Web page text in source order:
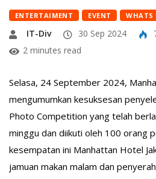
ENTERTAIMENT EVENT WHATS
IT-Div 30 Sep 2024
2 minutes read
Selasa, 24 September 2024,
mengumumkan kesuksesan
Photo Competition yang telah
minggu dan diikuti oleh 100 orang
kesempatan ini Manhattan Hotel
jamuan makan malam dan